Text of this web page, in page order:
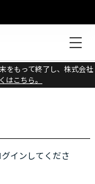
をもって終了し、株式会社
はこちら。
インしてくださ